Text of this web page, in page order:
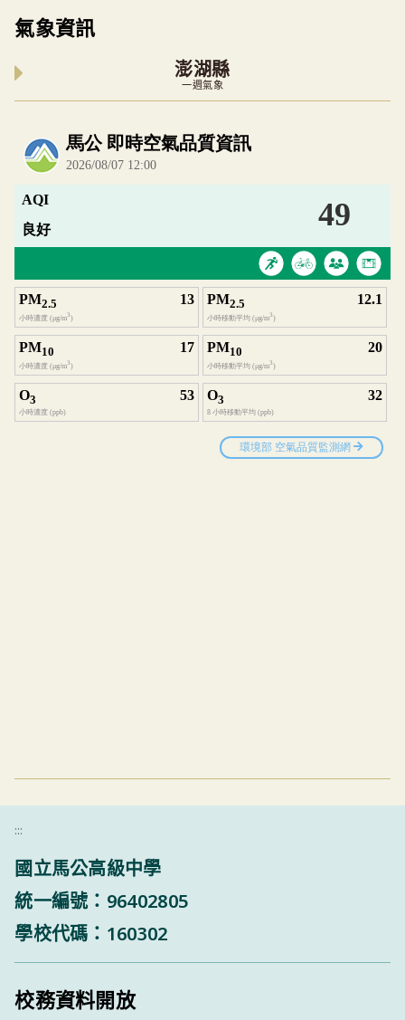
氣象資訊
澎湖縣
一週氣象
內嵌空氣品質小工具為視覺預覽，完整即時空
:::
國立馬公高級中學
統一編號：96402805
學校代碼：160302
校務資料開放